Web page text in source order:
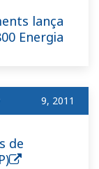
lança
Energia
9, 2011
de